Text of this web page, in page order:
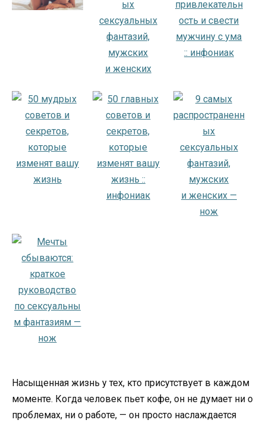
Насыщенная жизнь у тех, кто присутствует в каждом
моменте. Когда человек пьет кофе, он не думает ни о
проблемах, ни о работе, — он просто наслаждается